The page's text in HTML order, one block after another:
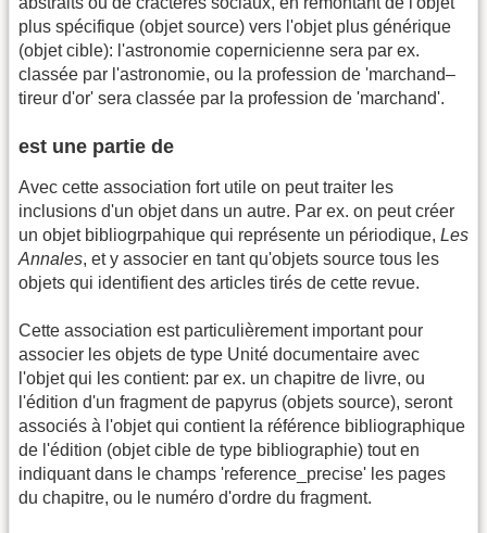
plus spécifique (objet source) vers l'objet plus générique
(objet cible): l'astronomie copernicienne sera par ex.
classée par l'astronomie, ou la profession de 'marchand–
tireur d'or' sera classée par la profession de 'marchand'.
est une partie de
Avec cette association fort utile on peut traiter les
inclusions d'un objet dans un autre. Par ex. on peut créer
un objet bibliogrpahique qui représente un périodique, Les
Annales, et y associer en tant qu'objets source tous les
objets qui identifient des articles tirés de cette revue.
Cette association est particulièrement important pour
associer les objets de type Unité documentaire avec
l'objet qui les contient: par ex. un chapitre de livre, ou
l'édition d'un fragment de papyrus (objets source), seront
associés à l'objet qui contient la référence bibliographique
de l'édition (objet cible de type bibliographie) tout en
indiquant dans le champs 'reference_precise' les pages
du chapitre, ou le numéro d'ordre du fragment.